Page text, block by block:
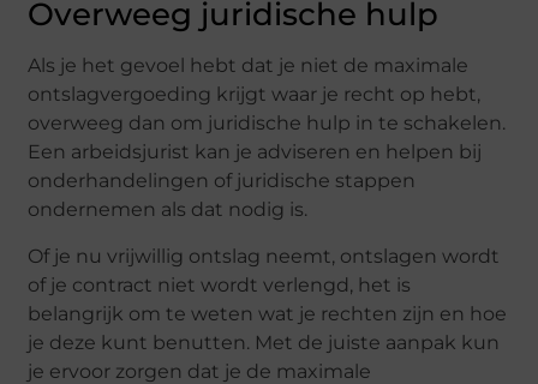
Overweeg juridische hulp
Als je het gevoel hebt dat je niet de maximale
ontslagvergoeding krijgt waar je recht op hebt,
overweeg dan om juridische hulp in te schakelen.
Een arbeidsjurist kan je adviseren en helpen bij
onderhandelingen of juridische stappen
ondernemen als dat nodig is.
Of je nu vrijwillig ontslag neemt, ontslagen wordt
of je contract niet wordt verlengd, het is
belangrijk om te weten wat je rechten zijn en hoe
je deze kunt benutten. Met de juiste aanpak kun
je ervoor zorgen dat je de maximale